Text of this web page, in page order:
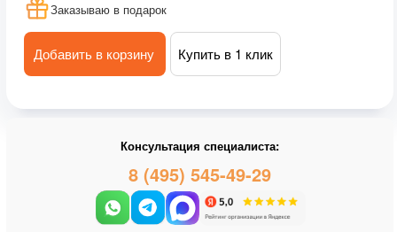
Заказываю в подарок
Добавить в корзину Купить в 1 клик
Консультация специалиста:
8 (495) 545-49-29